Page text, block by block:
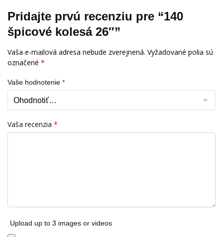
Pridajte prvú recenziu pre “140
špicové kolesá 26″”
Vaša e-mailová adresa nebude zverejnená. Vyžadované polia sú
označené *
Vaše hodnotenie *
Vaša recenzia *
Upload up to 3 images or videos